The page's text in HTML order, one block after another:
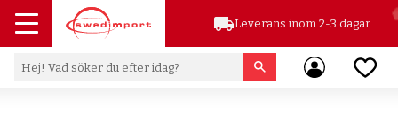
Meny
local_shippingLeverans inom 2-3 dagar